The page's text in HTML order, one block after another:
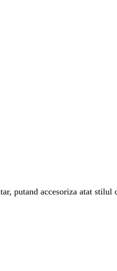
putand accesoriza atat stilul